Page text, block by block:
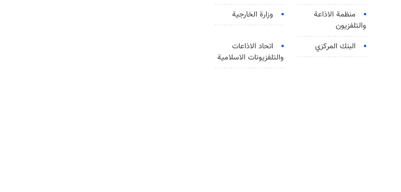
منظمة الاذاعة
والتلفزیون
وزارة الخارجية
البنك المركزي
اتحاد الاذاعات
والتلفزيونات الاسلامية